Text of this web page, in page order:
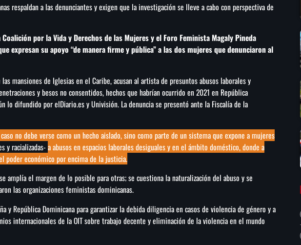
respaldan a las denunciantes y exigen que la investigación se lleve a cabo con perspectiva de
por la Vida y Derechos de las Mujeres y el Foro Feminista Magaly Pineda
expresan su apoyo “de manera firme y pública” a las dos mujeres que denunciaron al
mansiones de Iglesias en el Caribe, acusan al artista de presuntos abusos laborales y
y besos no consentidos, hechos que habrían ocurrido en 2021 en República
lo difundido por elDiario.es y Univisión. La denuncia se presentó ante la Fiscalía de la
no debe verse como un hecho aislado, sino como parte de un sistema que expone a mujeres
y racializadas-a abusos en espacios laborales desiguales y en el ámbito doméstico, donde a
poder económico por encima de la justicia.
amplía el margen de lo posible para otras; se cuestiona la naturalización del abuso y se
las organizaciones feministas dominicanas.
y República Dominicana para garantizar la debida diligencia en casos de violencia de género y a
internacionales de la OIT sobre trabajo decente y eliminación de la violencia en el mundo